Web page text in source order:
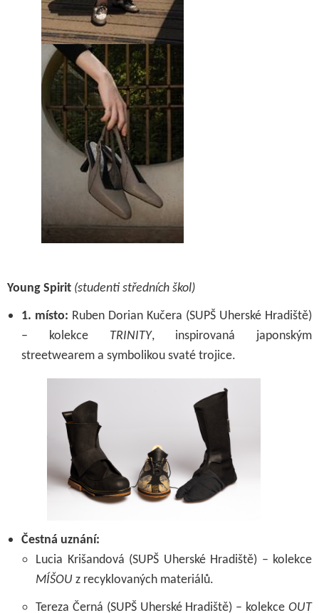
Young Spirit (studenti středních škol)
1. místo: Ruben Dorian Kučera (SUPŠ Uherské Hradiště)
– kolekce TRINITY, inspirovaná japonským
streetwearem a symbolikou svaté trojice.
Čestná uznání:
Lucia Krišandová (SUPŠ Uherské Hradiště) – kolekce
MÍŠOU z recyklovaných materiálů.
Tereza Černá (SUPŠ Uherské Hradiště) – kolekce OUT